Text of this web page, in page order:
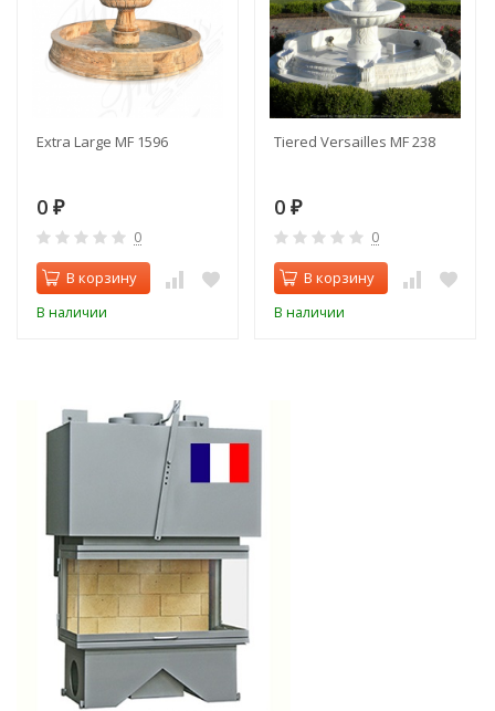
Extra Large MF 1596
0 ₽
0
В корзину
В наличии
Tiered Versailles MF 238
0 ₽
0
В корзину
В наличии